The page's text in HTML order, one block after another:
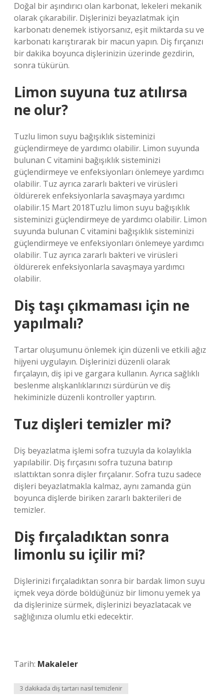
Doğal bir aşındırıcı olan karbonat, lekeleri mekanik
olarak çıkarabilir. Dişlerinizi beyazlatmak için
karbonatı denemek istiyorsanız, eşit miktarda su ve
karbonatı karıştırarak bir macun yapın. Diş fırçanızı
bir dakika boyunca dişlerinizin üzerinde gezdirin,
sonra tükürün.
Limon suyuna tuz atılırsa
ne olur?
Tuzlu limon suyu bağışıklık sisteminizi
güçlendirmeye de yardımcı olabilir. Limon suyunda
bulunan C vitamini bağışıklık sisteminizi
güçlendirmeye ve enfeksiyonları önlemeye yardımcı
olabilir. Tuz ayrıca zararlı bakteri ve virüsleri
öldürerek enfeksiyonlarla savaşmaya yardımcı
olabilir.15 Mart 2018Tuzlu limon suyu bağışıklık
sisteminizi güçlendirmeye de yardımcı olabilir. Limon
suyunda bulunan C vitamini bağışıklık sisteminizi
güçlendirmeye ve enfeksiyonları önlemeye yardımcı
olabilir. Tuz ayrıca zararlı bakteri ve virüsleri
öldürerek enfeksiyonlarla savaşmaya yardımcı
olabilir.
Diş taşı çıkmaması için ne
yapılmalı?
Tartar oluşumunu önlemek için düzenli ve etkili ağız
hijyeni uygulayın. Dişlerinizi düzenli olarak
fırçalayın, diş ipi ve gargara kullanın. Ayrıca sağlıklı
beslenme alışkanlıklarınızı sürdürün ve diş
hekiminizle düzenli kontroller yaptırın.
Tuz dişleri temizler mi?
Diş beyazlatma işlemi sofra tuzuyla da kolaylıkla
yapılabilir. Diş fırçasını sofra tuzuna batırıp
ıslattıktan sonra dişler fırçalanır. Sofra tuzu sadece
dişleri beyazlatmakla kalmaz, aynı zamanda gün
boyunca dişlerde biriken zararlı bakterileri de
temizler.
Diş fırçaladıktan sonra
limonlu su içilir mi?
Dişlerinizi fırçaladıktan sonra bir bardak limon suyu
içmek veya dörde böldüğünüz bir limonu yemek ya
da dişlerinize sürmek, dişlerinizi beyazlatacak ve
sağlığınıza olumlu etki edecektir.
Tarih: Makaleler
3 dakikada diş tartarı nasıl temizlenir